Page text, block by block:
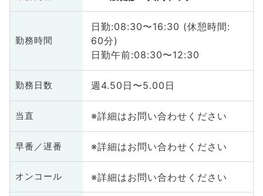
勤務時間
日勤:08:30〜16:30 (休憩時間:
60分)
日勤午前:08:30〜12:30
勤務日数 週4.50日〜5.00日
当直 ※詳細はお問い合わせください
早番／遅番 ※詳細はお問い合わせください
オンコール ※詳細はお問い合わせください